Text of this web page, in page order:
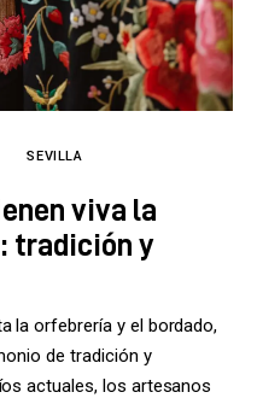
SEVILLA
viva la
tradición y
la orfebrería y el bordado,
de tradición y
actuales, los artesanos